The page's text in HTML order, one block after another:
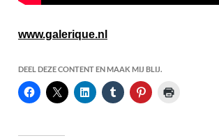
www.galerique.nl
DEEL DEZE CONTENT EN MAAK MIJ BLIJ.